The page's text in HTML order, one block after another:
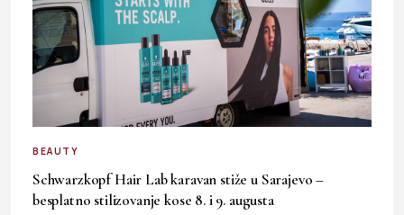
BEAUTY
Schwarzkopf Hair Lab karavan stiže u Sarajevo –
besplatno stilizovanje kose 8. i 9. augusta